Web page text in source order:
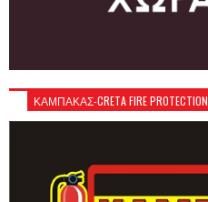
ΚΑΜΠΑΚΑΣ-CRETA FIRE PROTECTION